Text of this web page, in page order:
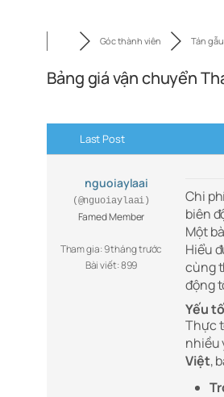
Góc thành viên Tán
Bảng giá vận chuyển
Last Post
nguoiaylaai
(@nguoiaylaai)
Famed Member
Tham gia: 9 tháng trước
Bài viết: 899
Chi
biên
Một
Hiểu
cùng
động
Yếu
Thực
nhiều
Việt,